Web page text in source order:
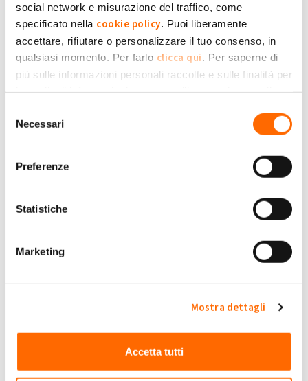
social network e misurazione del traffico, come
specificato nella cookie policy . Puoi liberamente
accettare, rifiutare o personalizzare il tuo consenso, in
qualsiasi momento. Per farlo clicca qui . Per saperne di
più sulle informazioni personali raccolte e sulle finalità per
le quali tali informazioni saranno utilizzate, si prega di
delNecessari
Preferenze
Statistiche
Marketing
Mostra dettagli
Accetta tutti
Scritto da paperinik90 il Mer, 17/02/2021 - 20:59
registrati per inserire commenti.
possibile fare un secondo impianto, ma questo deve collegarsi ad
altri oneri da pagare giusto? Se anche fossi disposto a ciò, il
sottoscritto avendo un impianto con il secondo conto energia
Scritto da NIcola Puca il Sab, 05/12/2020 - 19:08
Salve, quindi dite che è possibile fare un potenziamento con il
110% sullo stesso POD dove è allacciato un impianto fotovoltaico
incentivato o in regime di Scambio Sul Posto? Ma a quel punto